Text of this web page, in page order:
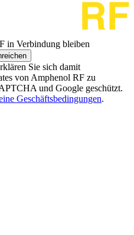
in Verbindung bleiben
Sie sich damit
von Amphenol RF zu
und Google geschützt.
Geschäftsbedingungen.